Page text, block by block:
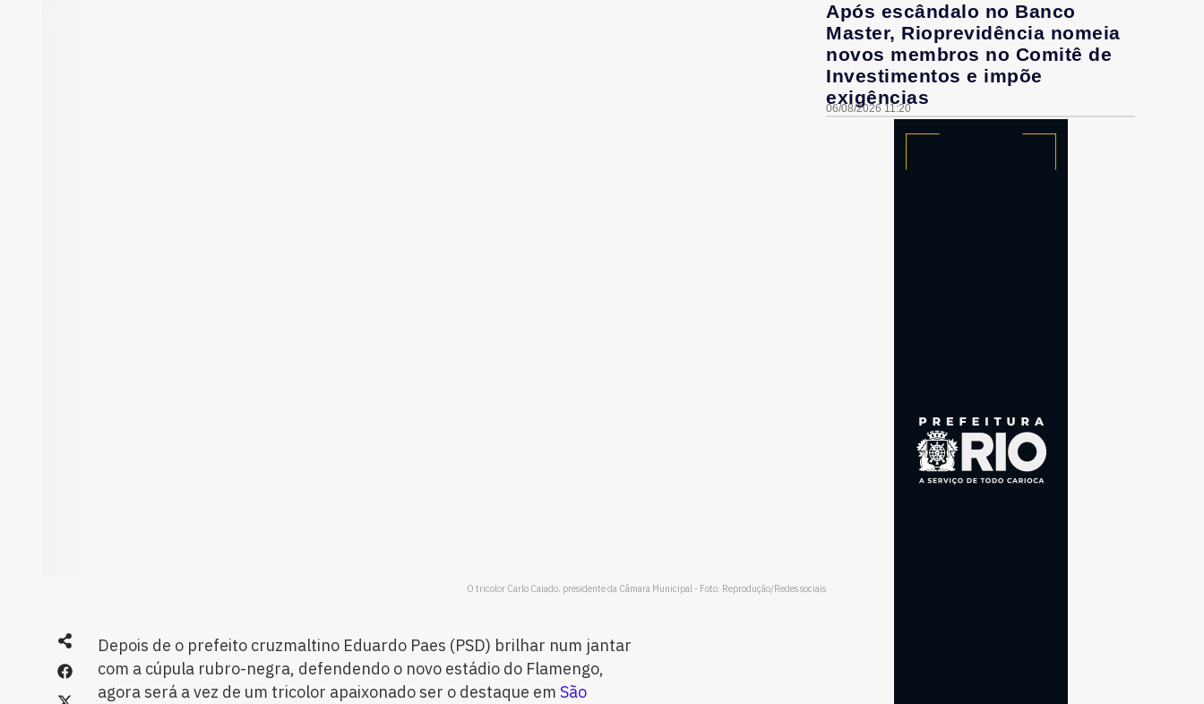
O tricolor Carlo Caiado, presidente da Câmara Municipal - Foto: Reprodução/Redes sociais
Depois de o prefeito cruzmaltino Eduardo Paes (PSD) brilhar num jantar
com a cúpula rubro-negra, defendendo o novo estádio do Flamengo,
agora será a vez de um tricolor apaixonado ser o destaque em São
Após escândalo no Banco
Master, Rioprevidência nomeia
novos membros no Comitê de
Investimentos e impõe
exigências
06/08/2026 11:20